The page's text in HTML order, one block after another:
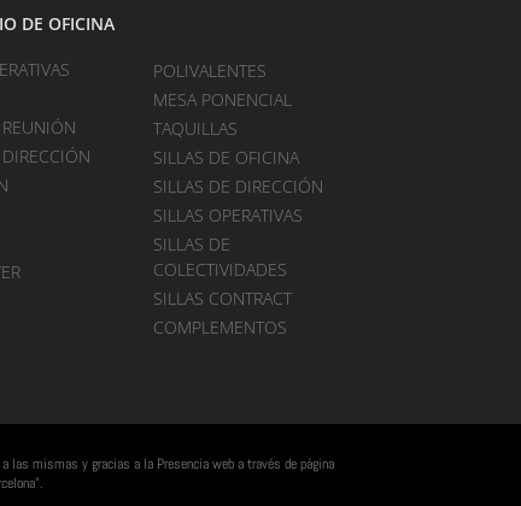
DE OFICINA
POLIVALENTES
MESA PONENCIAL
TAQUILLAS
SILLAS DE OFICINA
SILLAS DE DIRECCIÓN
SILLAS OPERATIVAS
SILLAS DE
COLECTIVIDADES
SILLAS CONTRACT
COMPLEMENTOS
las mismas y gracias a la Presencia web a través de página